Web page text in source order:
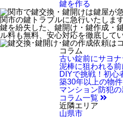
鍵を作る
関市の鍵トラブルに急行いたしま
鍵を紛失した、鍵開け・鍵作成・
ル料も無料、安心対応を徹底して
コラム
古い錠前にサヨ
泥棒に狙われる
DIYで挑戦！初心
築30年以上の物
マンション防犯
コラム一覧
近隣エリア
山県市